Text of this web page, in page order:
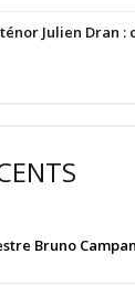
Julien Dran :
Bruno